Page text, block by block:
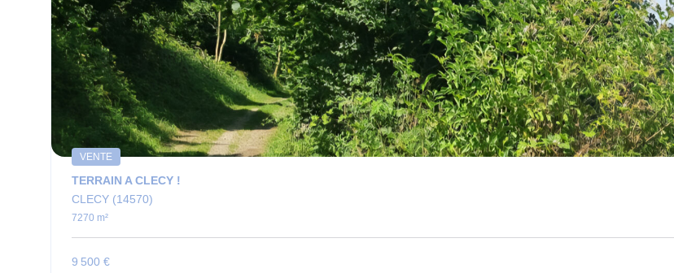
VENTE
TERRAIN A CLECY !
CLECY (14570)
7270 m²
9 500 €